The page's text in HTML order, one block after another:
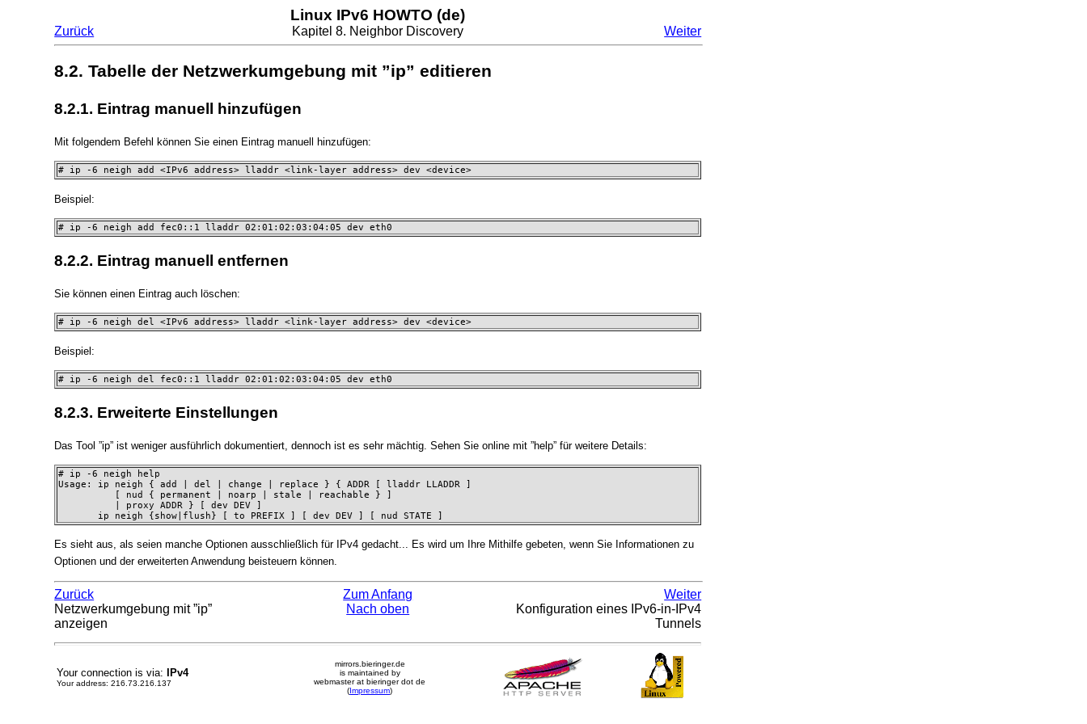
Linux IPv6 HOWTO (de)
Zurück Kapitel 8. Neighbor Discovery Weiter
8.2. Tabelle der Netzwerkumgebung mit ”ip” editieren
8.2.1. Eintrag manuell hinzufügen
Mit folgendem Befehl können Sie einen Eintrag manuell hinzufügen:
# ip -6 neigh add <IPv6 address> lladdr <link-layer address> dev <device>
Beispiel:
# ip -6 neigh add fec0::1 lladdr 02:01:02:03:04:05 dev eth0
8.2.2. Eintrag manuell entfernen
Sie können einen Eintrag auch löschen:
# ip -6 neigh del <IPv6 address> lladdr <link-layer address> dev <device>
Beispiel:
# ip -6 neigh del fec0::1 lladdr 02:01:02:03:04:05 dev eth0
8.2.3. Erweiterte Einstellungen
Das Tool ”ip” ist weniger ausführlich dokumentiert, dennoch ist es sehr mächtig. Sehen Sie online mit ”help” für weitere Details:
# ip -6 neigh help
Usage: ip neigh { add | del | change | replace } { ADDR [ lladdr LLADDR ]
          [ nud { permanent | noarp | stale | reachable } ]
          | proxy ADDR } [ dev DEV ]
       ip neigh {show|flush} [ to PREFIX ] [ dev DEV ] [ nud STATE ]
Es sieht aus, als seien manche Optionen ausschließlich für IPv4 gedacht... Es wird um Ihre Mithilfe gebeten, wenn Sie Informationen zu
Optionen und der erweiterten Anwendung beisteuern können.
Zurück Zum Anfang
Weiter
Netzwerkumgebung mit ”ip”
anzeigen
Nach oben
Konfiguration eines IPv6-in-IPv4
Tunnels
Your connection is via: IPv4
Your address: 216.73.216.137
mirrors.bieringer.de
is maintained by
webmaster at bieringer dot de
( Impressum)